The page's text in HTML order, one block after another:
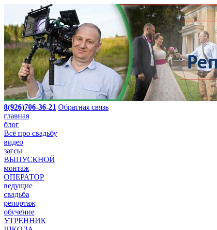
8(926)706-36-21 Обратная связь
главная
блог
Всё про свадьбу
видео
загсы
ВЫПУСКНОЙ
монтаж
ОПЕРАТОР
ведущие
свадьба
репортаж
обучение
УТРЕННИК